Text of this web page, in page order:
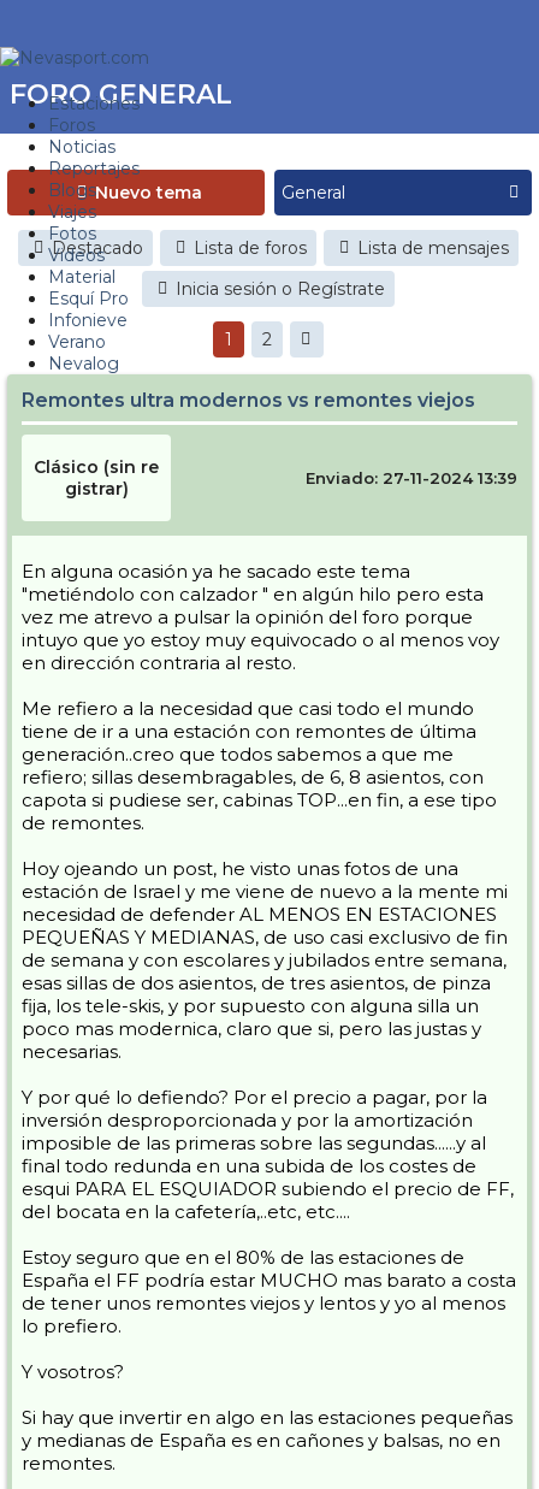
Estaciones
Foros
Noticias
Reportajes
Blogs
Viajes
Fotos
Videos
Material
Esquí Pro
Infonieve
Verano
Nevalog
FORO GENERAL
Nuevo tema
Destacado Lista de foros
Lista de mensajes
Inicia sesión o Regístrate
1 2
Remontes ultra modernos vs remontes viejos
Clásico (sin re
gistrar)
Enviado: 27-11-2024 13:39
En alguna ocasión ya he sacado este tema
"metiéndolo con calzador " en algún hilo pero esta
vez me atrevo a pulsar la opinión del foro porque
intuyo que yo estoy muy equivocado o al menos voy
en dirección contraria al resto.
Me refiero a la necesidad que casi todo el mundo
tiene de ir a una estación con remontes de última
generación..creo que todos sabemos a que me
refiero; sillas desembragables, de 6, 8 asientos, con
capota si pudiese ser, cabinas TOP...en fin, a ese tipo
de remontes.
Hoy ojeando un post, he visto unas fotos de una
estación de Israel y me viene de nuevo a la mente mi
necesidad de defender AL MENOS EN ESTACIONES
PEQUEÑAS Y MEDIANAS, de uso casi exclusivo de fin
de semana y con escolares y jubilados entre semana,
esas sillas de dos asientos, de tres asientos, de pinza
fija, los tele-skis, y por supuesto con alguna silla un
poco mas modernica, claro que si, pero las justas y
necesarias.
Y por qué lo defiendo? Por el precio a pagar, por la
inversión desproporcionada y por la amortización
imposible de las primeras sobre las segundas......y al
final todo redunda en una subida de los costes de
esqui PARA EL ESQUIADOR subiendo el precio de FF,
del bocata en la cafetería,..etc, etc....
Estoy seguro que en el 80% de las estaciones de
España el FF podría estar MUCHO mas barato a costa
de tener unos remontes viejos y lentos y yo al menos
lo prefiero.
Y vosotros?
Si hay que invertir en algo en las estaciones pequeñas
y medianas de España es en cañones y balsas, no en
remontes.